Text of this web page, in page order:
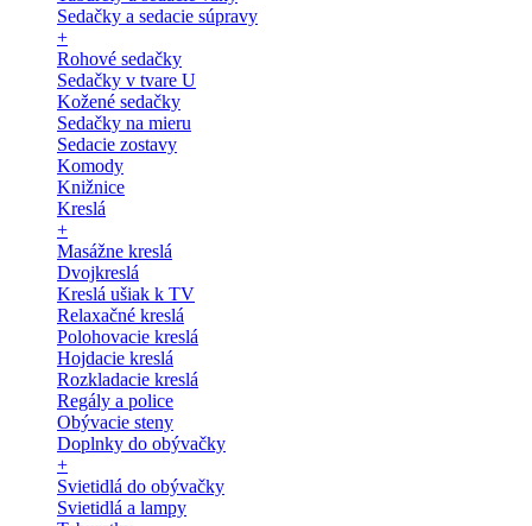
Sedačky a sedacie súpravy
+
Rohové sedačky
Sedačky v tvare U
Kožené sedačky
Sedačky na mieru
Sedacie zostavy
Komody
Knižnice
Kreslá
+
Masážne kreslá
Dvojkreslá
Kreslá ušiak k TV
Relaxačné kreslá
Polohovacie kreslá
Hojdacie kreslá
Rozkladacie kreslá
Regály a police
Obývacie steny
Doplnky do obývačky
+
Svietidlá do obývačky
Svietidlá a lampy